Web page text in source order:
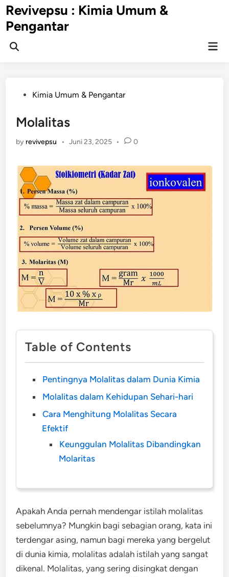
Skip
to
content
Revivepsu : Kimia Umum &
Pengantar
Open
PostedKimia Umum & Pengantar
Molalitas
by revivepsu • Juni 23, 2025 • 0
Table of Contents
Pentingnya Molalitas dalam Dunia Kimia
Molalitas dalam Kehidupan Sehari-hari
Cara Menghitung Molalitas Secara
Efektif
Keunggulan Molalitas Dibandingkan
Molaritas
Apakah Anda pernah mendengar istilah molalitas
sebelumnya? Mungkin bagi sebagian orang, kata ini
terdengar asing, namun bagi mereka yang bergelut
di dunia kimia, molalitas adalah istilah yang sangat
dikenal. Molalitas, yang sering disingkat dengan